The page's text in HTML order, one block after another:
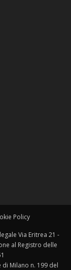
Policy
Via Eritrea 21 -
al Registro delle
di Milano n. 199 del